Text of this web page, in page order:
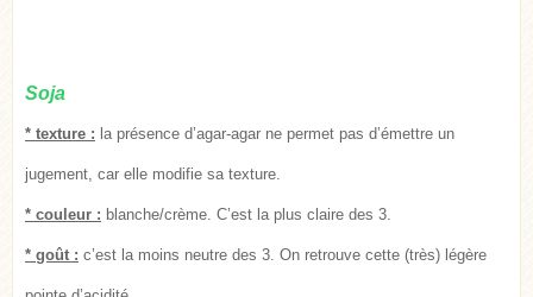
Soja
* texture : la présence d’agar-agar ne permet pas d’émettre un
jugement, car elle modifie sa texture.
* couleur : blanche/crème. C’est la plus claire des 3.
* goût : c’est la moins neutre des 3. On retrouve cette (très) légère